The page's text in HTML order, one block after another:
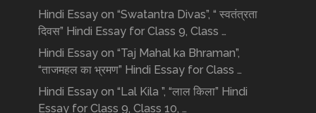
Hindi Essay on “Swatantra Divas”, “ स्वतंत्रता
दिवस” Hindi Essay for Class 9, Class …
Hindi Essay on “Taj Mahal ka Bhraman”,
“ताजमहल का भ्रमण” Hindi Essay for Class …
Hindi Essay on “Lal Kila ”, “लाल किला” Hindi
Essay for Class 9, Class 10, …